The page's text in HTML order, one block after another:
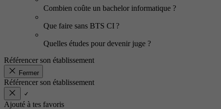
Combien coûte un bachelor informatique ?
Que faire sans BTS CI ?
Quelles études pour devenir juge ?
Référencer son établissement
Fermer
Référencer son établissement
Ajouté à tes favoris